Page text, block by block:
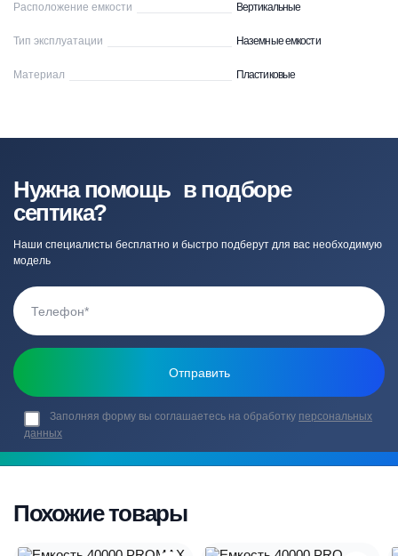
Расположение емкости Вертикальные
Тип эксплуатации Наземные емкости
Материал Пластиковые
Нужна помощь в подборе
септика?
Наши специалисты бесплатно и быстро подберут для вас необходимую
модель
Заполняя форму вы соглашаетесь на обработку персональных
данных
Похожие товары